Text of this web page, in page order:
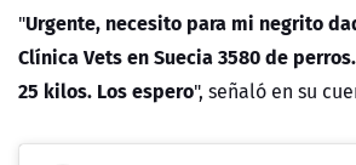
"Urgente, necesito para mi negrito
Clínica Vets en Suecia 3580 de
25 kilos. Los espero", señaló en su